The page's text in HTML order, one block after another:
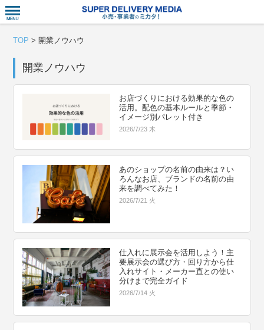
TOP > 開業ノウハウ
開業ノウハウ
お店づくりにおける効果的な色の
活用。配色の基本ルールと季節・
イメージ別パレット付き
2026/7/23 木
あのショップの名前の由来は？い
ろんなお店、ブランドの名前の由
来を調べてみた！
2026/7/21 火
仕入れに展示会を活用しよう！主
要展示会の選び方・回り方から仕
入れサイト・メーカー直との使い
分けまで完全ガイド
2026/7/14 火